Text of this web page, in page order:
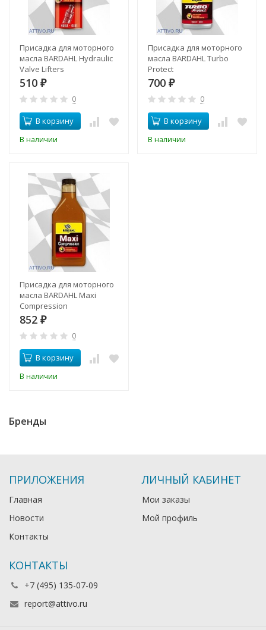
Присадка для моторного
масла BARDAHL Hydraulic
Valve Lifters
510 ₽
0
В корзину
В наличии
Присадка для моторного
масла BARDAHL Turbo
Protect
700 ₽
0
В корзину
В наличии
Присадка для моторного
масла BARDAHL Maxi
Compression
852 ₽
0
В корзину
В наличии
Бренды
ПРИЛОЖЕНИЯ
Главная
Новости
Контакты
ЛИЧНЫЙ КАБИНЕТ
Мои заказы
Мой профиль
КОНТАКТЫ
+7 (495) 135-07-09
report@attivo.ru